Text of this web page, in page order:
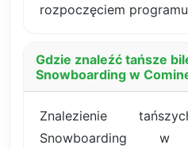
rozpoczęciem
Gdzie znaleźć tańsze
Snowboarding w
Znalezienie
Snowboarding w